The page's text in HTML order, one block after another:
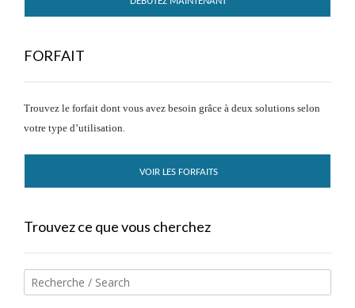
FORFAIT
Trouvez le forfait dont vous avez besoin grâce à deux solutions selon
votre type d’utilisation.
VOIR LES FORFAITS
Trouvez ce que vous cherchez